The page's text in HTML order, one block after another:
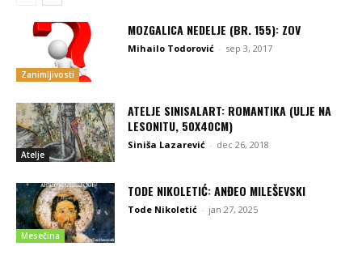
Zanimljivosti
MOZGALICA NEDELJE (BR. 155): ZOV
Mihailo Todorović - sep 3, 2017
Atelje
ATELJE SINISALART: ROMANTIKA (ULJE NA
LESONITU, 50X40CM)
Siniša Lazarević - dec 26, 2018
Mesečina
TODE NIKOLETIĆ: ANĐEO MILEŠEVSKI
Tode Nikoletić - jan 27, 2025